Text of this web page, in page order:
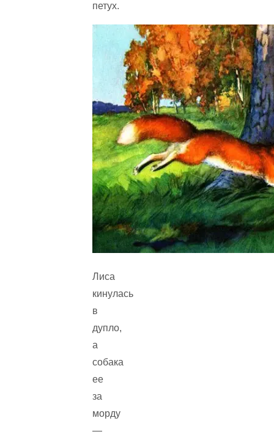
петух.
Лиса
кинулась
в
дупло,
а
собака
ее
за
морду
—